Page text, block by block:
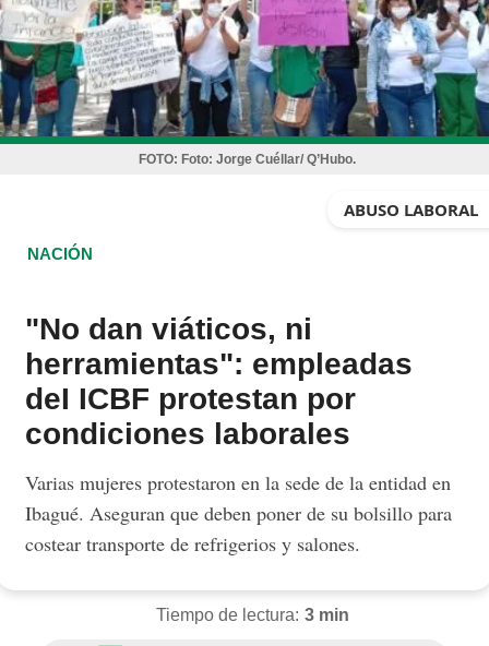
FOTO: Foto: Jorge Cuéllar/ Q’Hubo.
ABUSO LABORAL
NACIÓN
"No dan viáticos, ni
herramientas": empleadas
deI ICBF protestan por
condiciones laborales
Varias mujeres protestaron en la sede de la entidad en
Ibagué. Aseguran que deben poner de su bolsillo para
costear transporte de refrigerios y salones.
Tiempo de lectura: 3 min